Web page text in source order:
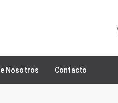
Nosotros Contacto